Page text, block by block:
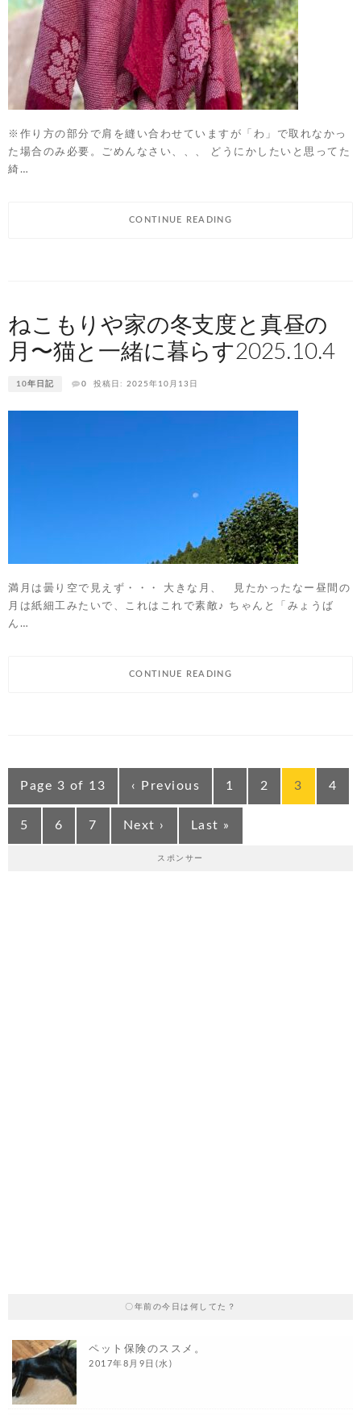
※作り方の部分で肩を縫い合わせていますが「わ」で取れなかっ
た場合のみ必要。ごめんなさい、、、 どうにかしたいと思ってた
綺…
CONTINUE READING
ねこもりや家の冬支度と真昼の
月〜猫と一緒に暮らす2025.10.4
10年日記 0 投稿日: 2025年10月13日
満月は曇り空で見えず・・・ 大きな月、 見たかったなー昼間の
月は紙細工みたいで、これはこれで素敵♪ ちゃんと「みょうば
ん…
CONTINUE READING
Page 3 of 13 ‹ Previous 1 2 3 4
5 6 7 Next › Last »
スポンサー
〇年前の今日は何してた？
ペット保険のススメ。
2017年8月9日(水)